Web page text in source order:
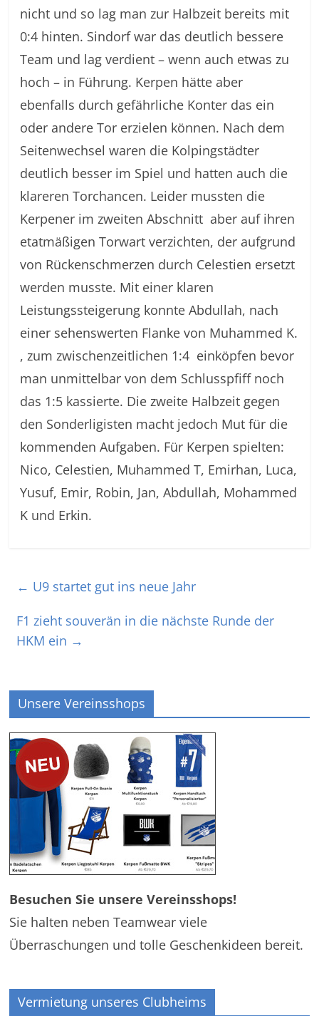
nicht und so lag man zur Halbzeit bereits mit
0:4 hinten. Sindorf war das deutlich bessere
Team und lag verdient – wenn auch etwas zu
hoch – in Führung. Kerpen hätte aber
ebenfalls durch gefährliche Konter das ein
oder andere Tor erzielen können. Nach dem
Seitenwechsel waren die Kolpingstädter
deutlich besser im Spiel und hatten auch die
klareren Torchancen. Leider mussten die
Kerpener im zweiten Abschnitt aber auf ihren
etatmäßigen Torwart verzichten, der aufgrund
von Rückenschmerzen durch Celestien ersetzt
werden musste. Mit einer klaren
Leistungssteigerung konnte Abdullah, nach
einer sehenswerten Flanke von Muhammed K.
, zum zwischenzeitlichen 1:4 einköpfen bevor
man unmittelbar von dem Schlusspfiff noch
das 1:5 kassierte. Die zweite Halbzeit gegen
den Sonderligisten macht jedoch Mut für die
kommenden Aufgaben. Für Kerpen spielten:
Nico, Celestien, Muhammed T, Emirhan, Luca,
Yusuf, Emir, Robin, Jan, Abdullah, Mohammed
K und Erkin.
← U9 startet gut ins neue Jahr
F1 zieht souverän in die nächste Runde der
HKM ein →
Unsere Vereinsshops
Besuchen Sie unsere Vereinsshops!
Sie halten neben Teamwear viele
Überraschungen und tolle Geschenkideen bereit.
Vermietung unseres Clubheims